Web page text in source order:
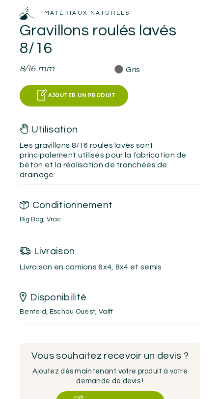
MATÉRIAUX NATURELS
Gravillons roulés lavés
8/16
8/16 mm Gris
AJOUTER UN PRODUIT
Utilisation
Les gravillons 8/16 roulés lavés sont
principalement utilisés pour la fabrication de
béton et la réalisation de tranchées de
drainage
Conditionnement
Big Bag Vrac
Livraison
Livraison en camions 6x4, 8x4 et semis
Disponibilité
Benfeld Eschau Ouest Valff
Vous souhaitez recevoir un devis ?
Ajoutez dès maintenant votre produit à votre
demande de devis !